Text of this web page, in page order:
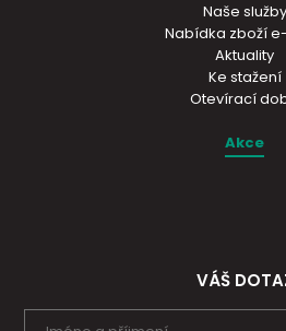
Naše služby
Nabídka zboží
Aktuality
Ke stažení
Otevírací
Akce
VÁŠ